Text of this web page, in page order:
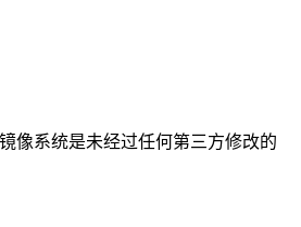
像系统是未经过任何第三方修改的